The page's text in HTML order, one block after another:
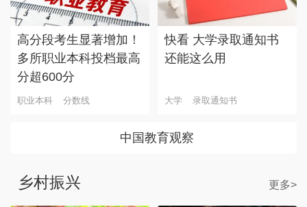
高分段考生显著增加！
多所职业本科投档最高
分超600分
职业本科 分数线
快看 大学录取通知书
还能这么用
大学 录取通知书
中国教育观察
乡村振兴 更多>